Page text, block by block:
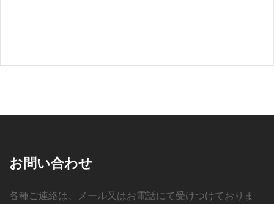
お問い合わせ
各種ご連絡は、メール又はお電話にて受けつけておりま